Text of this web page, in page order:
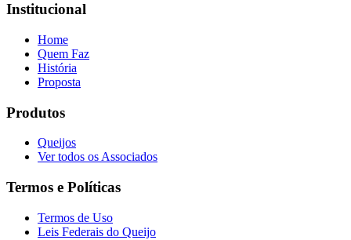
Institucional
Home
Quem Faz
História
Proposta
Produtos
Queijos
Ver todos os Associados
Termos e Políticas
Termos de Uso
Leis Federais do Queijo